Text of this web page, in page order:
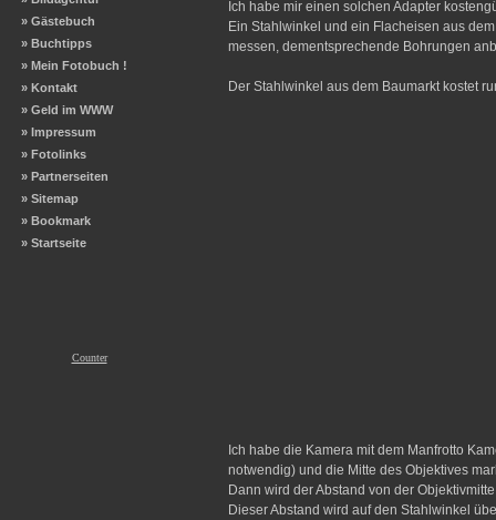
» Gästebuch
» Buchtipps
» Mein Fotobuch !
» Kontakt
» Geld im WWW
» Impressum
» Fotolinks
» Partnerseiten
» Sitemap
» Bookmark
» Startseite
Counter
Ich habe mir einen solchen Adapter
Ein Stahlwinkel und ein Flacheisen aus
messen, dementsprechende Bohrungen
Der Stahlwinkel aus dem Baumarkt kostet
Ich habe die Kamera mit dem Manfrotto
notwendig) und die Mitte des Objektives
Dann wird der Abstand von der
Dieser Abstand wird auf den Stahlwinkel